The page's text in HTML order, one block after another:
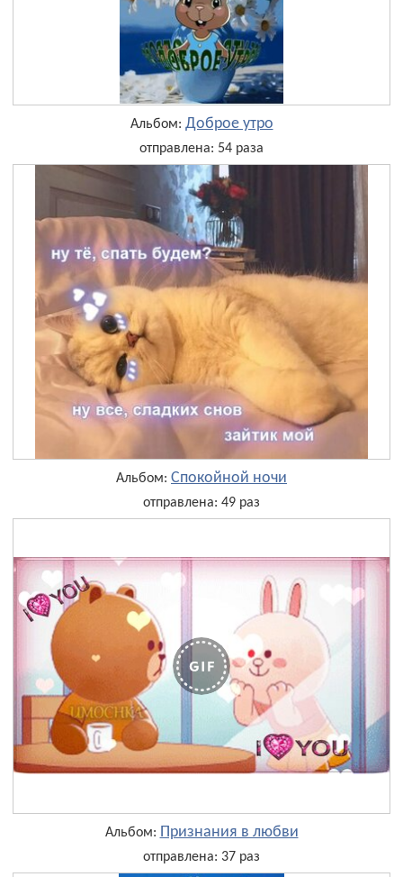
Альбом: Доброе утро
отправлена: 54 раза
Альбом: Спокойной ночи
отправлена: 49 раз
Альбом: Признания в любви
отправлена: 37 раз